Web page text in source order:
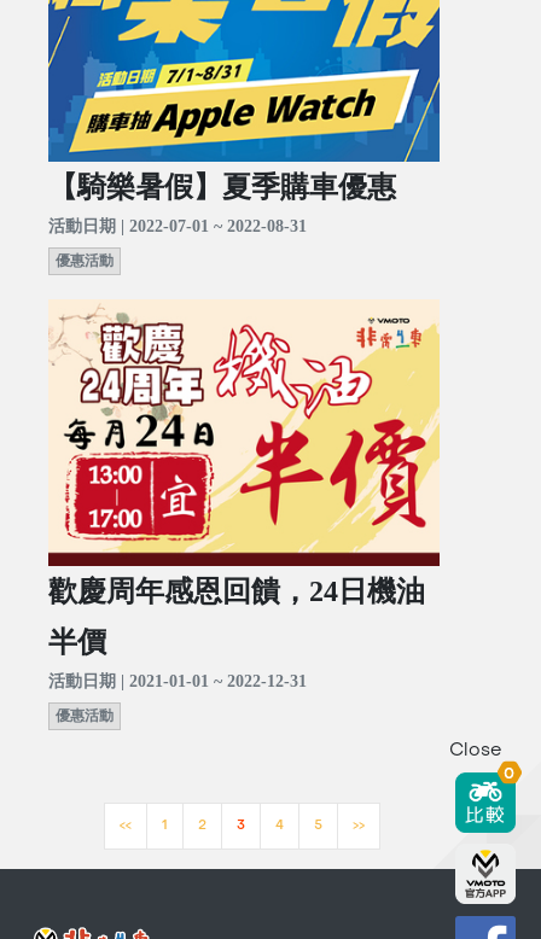
【騎樂暑假】夏季購車優惠
活動日期 | 2022-07-01 ~ 2022-08-31
優惠活動
歡慶周年感恩回饋，24日機油
半價
活動日期 | 2021-01-01 ~ 2022-12-31
優惠活動
<< 1 2 3 4 5 >>
Close
0